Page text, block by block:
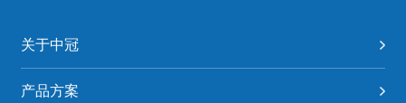
关于中冠
产品方案